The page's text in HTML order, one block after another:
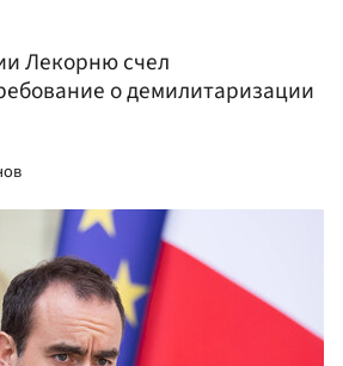
Лекорню счел
о демилитаризации